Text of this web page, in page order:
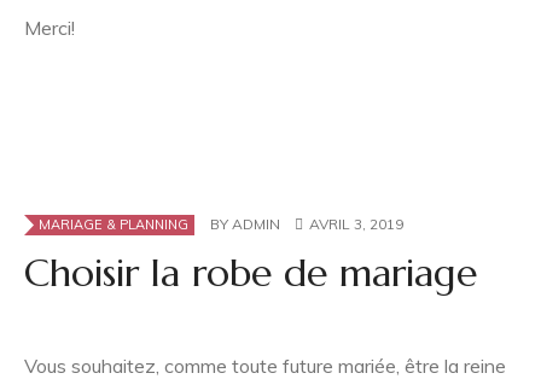
Merci!
MARIAGE & PLANNING BY ADMIN AVRIL 3, 2019
Choisir la robe de mariage
Vous souhaitez, comme toute future mariée, être la reine